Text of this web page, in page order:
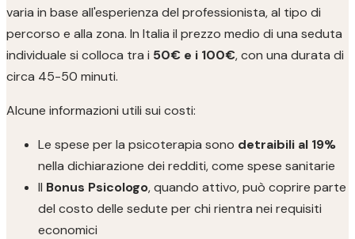
varia in base all'esperienza del professionista, al tipo di
percorso e alla zona. In Italia il prezzo medio di una seduta
individuale si colloca tra i 50€ e i 100€, con una durata di
circa 45-50 minuti.
Alcune informazioni utili sui costi:
Le spese per la psicoterapia sono detraibili al 19%
nella dichiarazione dei redditi, come spese sanitarie
Il Bonus Psicologo, quando attivo, può coprire parte
del costo delle sedute per chi rientra nei requisiti
economici